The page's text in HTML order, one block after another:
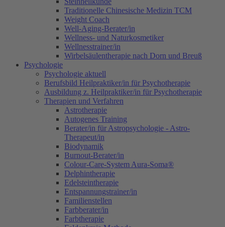
Traditionelle Chinesische Medizin TCM
Weight Coach
Well-Aging-Berater/in
Wellness- und Naturkosmetiker
Wellnesstrainer/in
Wirbelsäulentherapie nach Dorn und Breuß
Psychologie
Psychologie aktuell
Berufsbild Heilpraktiker/in für Psychotherapie
Ausbildung z. Heilpraktiker/in für Psychotherapie
Therapien und Verfahren
Astrotherapie
Autogenes Training
Berater/in für Astropsychologie - Astro-
Therapeut/in
Biodynamik
Burnout-Berater/in
Colour-Care-System Aura-Soma®
Delphintherapie
Edelsteintherapie
Entspannungstrainer/in
Familienstellen
Farbberater/in
Farbtherapie